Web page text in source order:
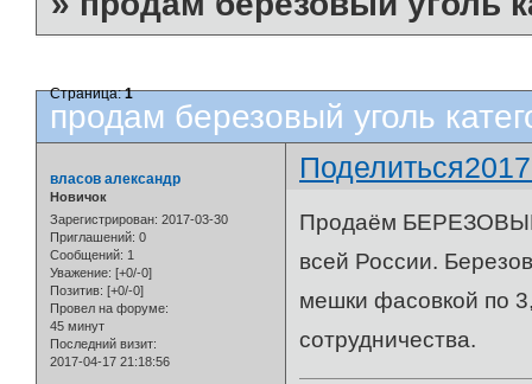
продам березовый уголь
Страница:1
Поделиться
власов александр
Новичок
Зарегистрирован: 2017-03-30
Приглашений: 0
Сообщений: 1
Уважение: [+0/-0]
Позитив: [+0/-0]
Провел на форуме:
45 минут
Последний визит:
2017-04-17 21:18:56
Продаём БЕРЕЗОВЫЙ
всей России.
мешки фасовкой по
сотрудничества.